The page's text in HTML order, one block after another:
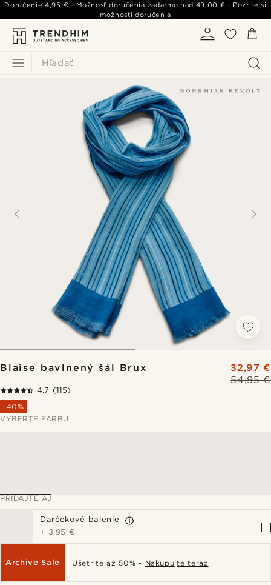
Hľadať
Doručenie4,95 € - Možnosť doručenia zadarmo nad 49,00 € - Pozrite si
možnosti doručenia
Blaise bavlnený šál Brux
54,95 €
32,97 €
4.7 (115)
-40%
VYBERTE FARBU
PRIDAJTE AJ
Darčekové balenie
+ 3,95 €
Archive Sale Ušetrite až 50% - Nakupujte teraz